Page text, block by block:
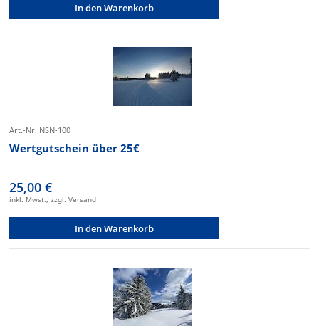
In den Warenkorb
Art.-Nr. NSN-100
Wertgutschein über 25€
25,00 €
inkl. Mwst., zzgl. Versand
In den Warenkorb